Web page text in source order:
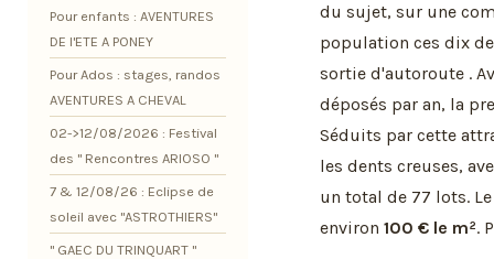
du sujet, sur une
population ces dix
sortie d'autoroute .
déposés par an, la
Séduits par cette
les dents creuses,
un total de 77 lots.
environ 100 € le m².
Pour enfants : AVENTURES
DE l'ETE A PONEY
Pour Ados : stages, randos
AVENTURES A CHEVAL
02->12/08/2026 : Festival
des " Rencontres ARIOSO "
7 & 12/08/26 : Eclipse de
soleil avec "ASTROTHIERS"
" GAEC DU TRINQUART "